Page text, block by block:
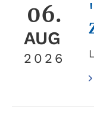
06.
AUG
2026